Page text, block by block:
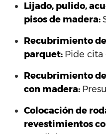
Lijado, pulido,
pisos de madera:
Recubrimiento
parquet: Pide cita
Recubrimiento
con madera:
Colocación de
revestimientos